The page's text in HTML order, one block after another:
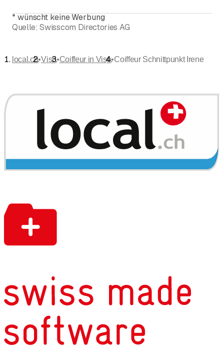
* wünscht keine Werbung
Quelle: Swisscom Directories AG
local.ch•Visp•Coiffeur in Visp•Coiffeur Schnittpunkt Irene